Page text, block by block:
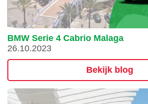
BMW Serie 4 Cabrio Malaga
26.10.2023
Bekijk blog